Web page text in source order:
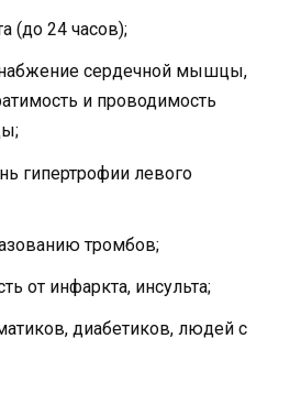
(до 24 часов);
сердечной мышцы,
и проводимость
гипертрофии левого
тромбов;
от инфаркта, инсульта;
диабетиков, людей с